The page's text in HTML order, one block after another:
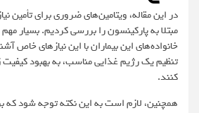
در این مقاله، ویتامین‌های ضروری برای تأمین
مبتلا به پارکینسون را بررسی کردیم. بسیار
خانواده‌های این بیماران با این نیازهای خاص
تنظیم یک رژیم غذایی مناسب، به بهبود کیفیت
کنند.
همچنین، لازم است به این نکته توجه شود که